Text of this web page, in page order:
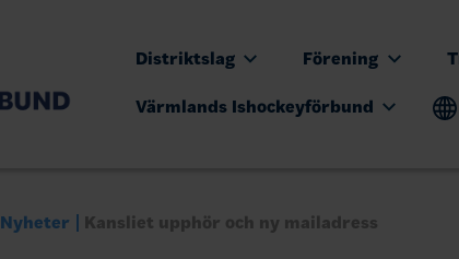
Distriktslag Förening
Värmlands Ishockeyförbund
Nyheter Kansliet upphör och ny mailadress